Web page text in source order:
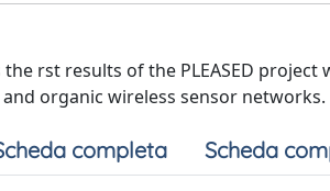
rst results of the PLEASED
organic wireless sensor networks.
completa Scheda